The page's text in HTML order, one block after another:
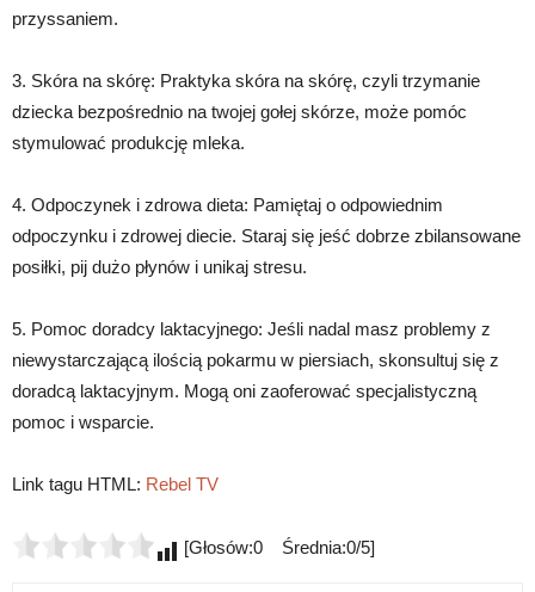
przyssaniem.
3. Skóra na skórę: Praktyka skóra na skórę, czyli trzymanie
dziecka bezpośrednio na twojej gołej skórze, może pomóc
stymulować produkcję mleka.
4. Odpoczynek i zdrowa dieta: Pamiętaj o odpowiednim
odpoczynku i zdrowej diecie. Staraj się jeść dobrze zbilansowane
posiłki, pij dużo płynów i unikaj stresu.
5. Pomoc doradcy laktacyjnego: Jeśli nadal masz problemy z
niewystarczającą ilością pokarmu w piersiach, skonsultuj się z
doradcą laktacyjnym. Mogą oni zaoferować specjalistyczną
pomoc i wsparcie.
Link tagu HTML: Rebel TV
[Głosów:0 Średnia:0/5]